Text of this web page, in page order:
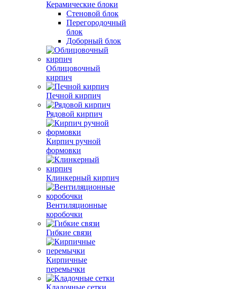
Керамические блоки
Стеновой блок
Перегородочный
блок
Доборный блок
Облицовочный
кирпич
Печной кирпич
Рядовой кирпич
Кирпич ручной
формовки
Клинкерный кирпич
Вентиляционные
коробочки
Гибкие связи
Кирпичные
перемычки
Кладочные сетки